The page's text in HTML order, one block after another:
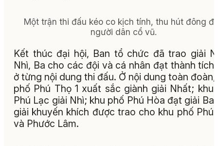
Một trận thi đấu kéo co kịch tính, thu hút đông
người dân cổ vũ.
Kết thúc đại hội, Ban tổ chức đã trao giải
Nhì, Ba cho các đội và cá nhân đạt thành tích
ở từng nội dung thi đấu. Ở nội dung toàn đoàn,
phố Phú Thọ 1 xuất sắc giành giải Nhất; khu
Phú Lạc giải Nhì; khu phố Phú Hòa đạt giải
giải khuyến khích được trao cho khu phố Phú
và Phước Lâm.